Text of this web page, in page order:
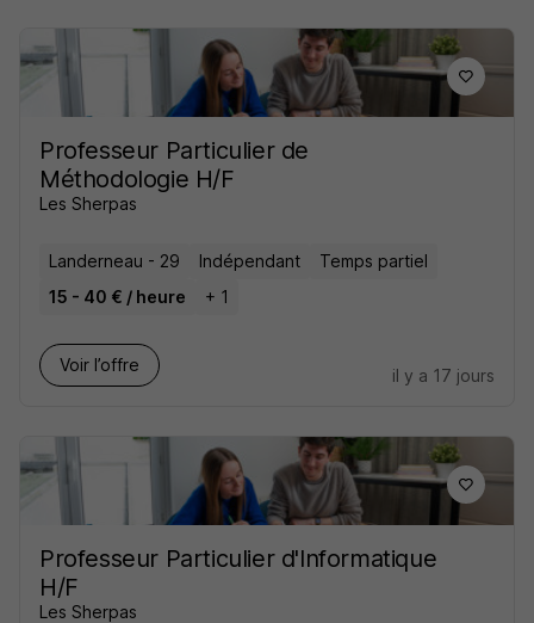
Professeur Particulier de
Méthodologie H/F
Les Sherpas
Landerneau - 29 Indépendant
Temps partiel
15 - 40 € / heure
+ 1
Voir l’offre
il y a 17 jours
Professeur Particulier d'Informatique
H/F
Les Sherpas